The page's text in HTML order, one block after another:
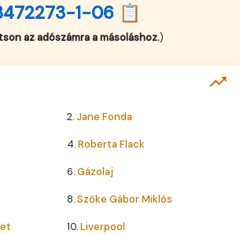
1-06 📋
az adószámra a másoláshoz.)
2.Jane Fonda
4.Roberta Flack
6.Gázolaj
8.Szőke Gábor Miklós
10.Liverpool